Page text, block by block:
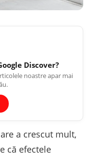
Discover?
noastre apar mai
a crescut mult,
că efectele